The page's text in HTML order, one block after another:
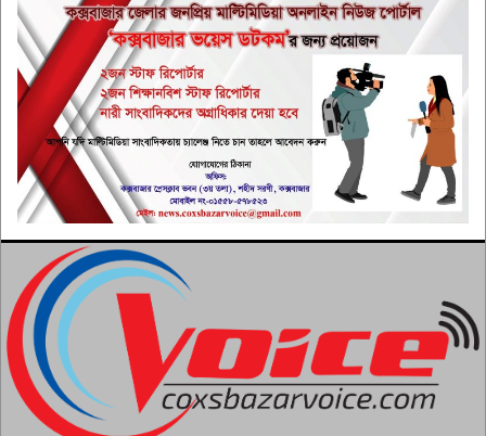
৬
সৌদিতে এরদোগান-সালমান-শাহবাজ
ত্রিপক্ষীয় বৈঠক, হতে যাচ্ছে কি
প্রতিরক্ষা চুক্তি?
৭
যে কারণে ইসলামে চুপচাপ থাকাও
ফজিলতপূর্ণ
৮
৯
নাইক্ষ্যংছড়িতে মালিকবিহীন বিপুল
পরিমাণ ইয়াবা উদ্ধার